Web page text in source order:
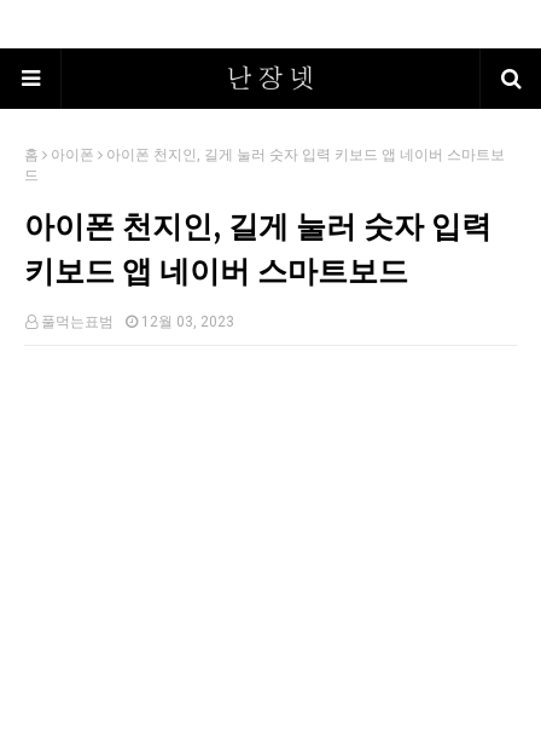
홈 아이폰
아이폰 천지인, 길게 눌러 숫자 입력 키보드 앱 네이버 스마트보
드
아이폰 천지인, 길게 눌러 숫자 입력
키보드 앱 네이버 스마트보드
풀먹는표범 12월 03, 2023